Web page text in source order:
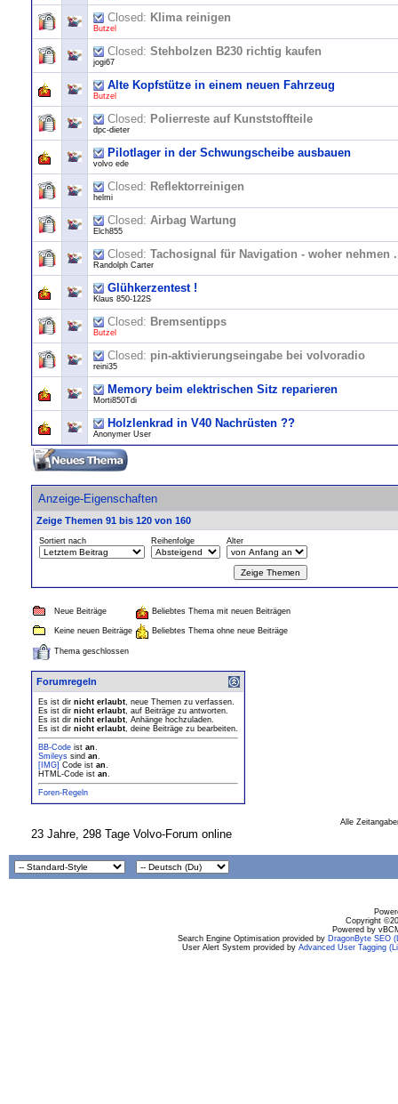
Closed: Klima reinigen
Butzel
Closed: Stehbolzen B230 richtig kaufen
jogi67
Alte Kopfstütze in einem neuen Fahrzeug
Butzel
Closed: Polierreste auf Kunststoffteile
dpc-dieter
Pilotlager in der Schwungscheibe ausbauen
volvo ede
Closed: Reflektorreinigen
helmi
Closed: Airbag Wartung
Elch855
Closed: Tachosignal für Navigation - woher nehmen
Randolph Carter
Glühkerzentest !
Klaus 850-122S
Closed: Bremsentipps
Butzel
Closed: pin-aktivierungseingabe bei volvoradio
reini35
Memory beim elektrischen Sitz reparieren
Morti850Tdi
Holzlenkrad in V40 Nachrüsten ??
Anonymer User
Anzeige-Eigenschaften
Zeige Themen 91 bis 120 von 160
Sortiert nach Reihenfolge Alter
Neue Beiträge Beliebtes Thema mit neuen Beiträgen
Keine neuen Beiträge Beliebtes Thema ohne neue Beiträge
Thema geschlossen
Forumregeln
Es ist dir nicht erlaubt, neue Themen zu verfassen.
Es ist dir nicht erlaubt, auf Beiträge zu antworten.
Es ist dir nicht erlaubt, Anhänge hochzuladen.
Es ist dir nicht erlaubt, deine Beiträge zu bearbeiten.
BB-Code ist an.
Smileys sind an.
[IMG] Code ist an.
HTML-Code ist an.
Foren-Regeln
Alle
23 Jahre, 298 Tage Volvo-Forum online
Copyright
Powered by
Search Engine Optimisation provided by DragonByte SEO
User Alert System provided by Advanced User Tagging